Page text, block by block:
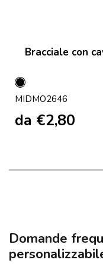
Bracciale con
Nero
MIDMO2646
da €2,80
Domande